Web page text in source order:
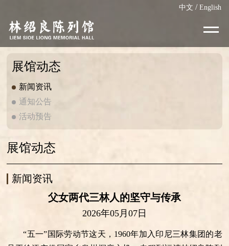
中文 / English
展馆动态
新闻资讯
通知公告
活动预告
展馆动态
新闻资讯
父女两代三林人的坚守与传承
2026年05月07日
“五一”国际劳动节这天，1960年加入印尼三林集团的老